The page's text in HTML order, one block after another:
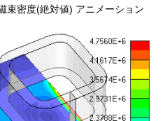
対値) アニメーション